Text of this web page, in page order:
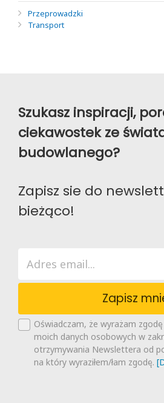
Przeprowadzki
Transport
Szukasz inspiracji,
ciekawostek ze
budowlanego?
Zapisz sie do
bieżąco!
Zapisz
Oświadczam, że wyrażam
moich danych osobowych w
otrzymywania Newslettera od
na który wyraziłem/łam zgodę.